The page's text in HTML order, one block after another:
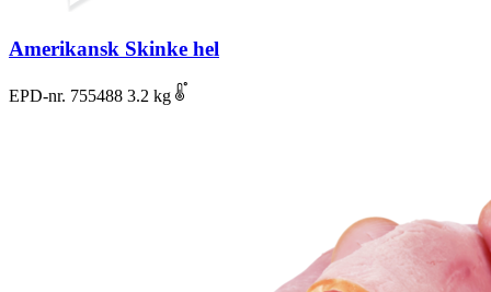
Amerikansk Skinke hel
EPD-nr. 755488 3.2 kg